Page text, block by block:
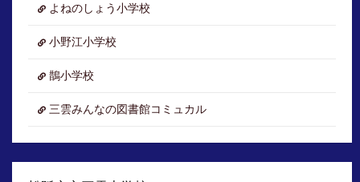
よねのしょう小学校
小野江小学校
鵲小学校
三雲みんなの図書館コミュカル